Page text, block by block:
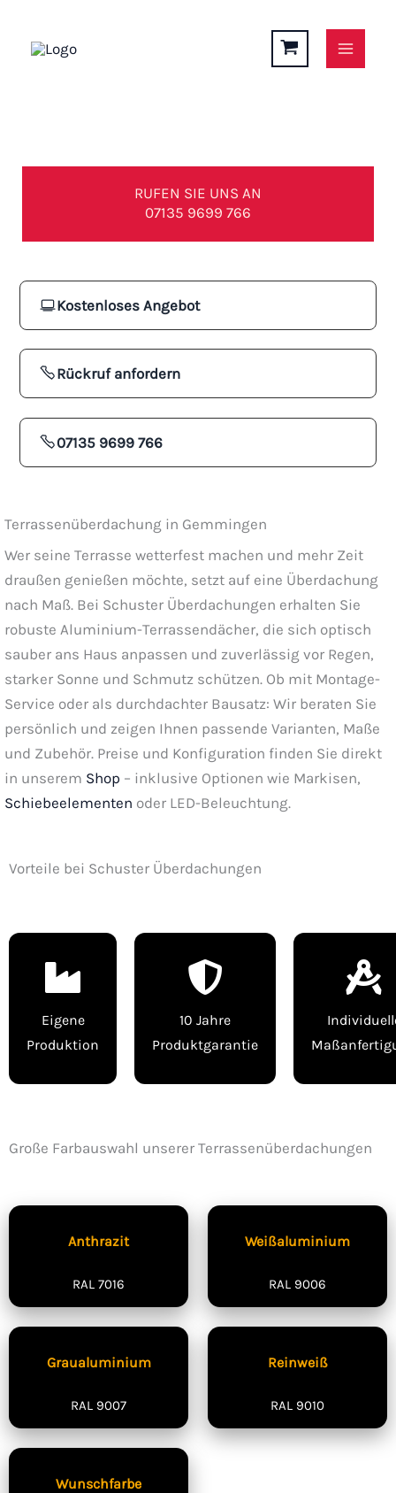
springen
RUFEN SIE UNS AN
07135 9699 766
Kostenloses Angebot
Rückruf anfordern
07135 9699 766
Terrassenüberdachung in Gemmingen
Wer seine Terrasse wetterfest machen und mehr Zeit
draußen genießen möchte, setzt auf eine Überdachung
nach Maß. Bei Schuster Überdachungen erhalten Sie
robuste Aluminium-Terrassendächer, die sich optisch
sauber ans Haus anpassen und zuverlässig vor Regen,
starker Sonne und Schmutz schützen. Ob mit Montage-
Service oder als durchdachter Bausatz: Wir beraten Sie
persönlich und zeigen Ihnen passende Varianten, Maße
und Zubehör. Preise und Konfiguration finden Sie direkt
in unserem Shop – inklusive Optionen wie Markisen,
Schiebeelementen oder LED-Beleuchtung.
Vorteile bei Schuster Überdachungen
Eigene
Produktion
10 Jahre
Produktgarantie
Große Farbauswahl unserer Terrassenüberdachungen
Anthrazit
RAL 7016
Weißaluminium
RAL 9006
Graualuminium
RAL 9007
Reinweiß
RAL 9010
Wunschfarbe